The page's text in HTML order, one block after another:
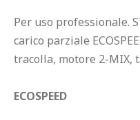
Per uso professionale.
carico parziale
tracolla, motore 2-MIX,
ECOSPEED